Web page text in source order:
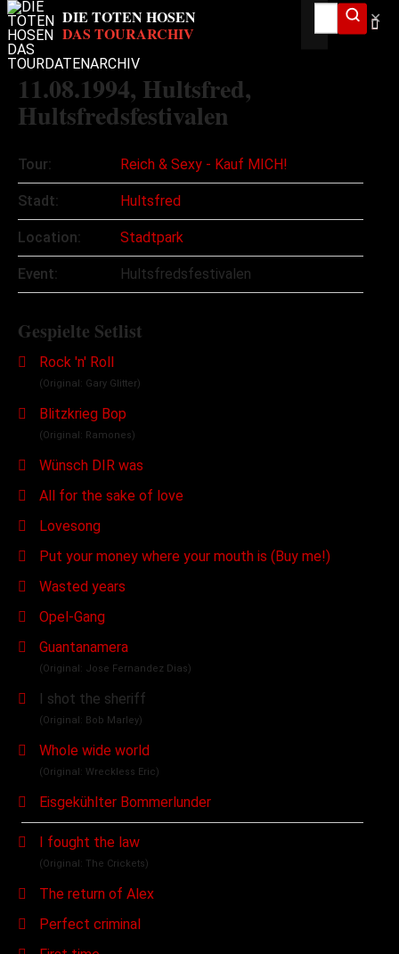
✕
11.08.1994, Hultsfred,
Hultsfredsfestivalen
Tour: Reich & Sexy - Kauf MICH!
Stadt: Hultsfred
Location: Stadtpark
Event: Hultsfredsfestivalen
Gespielte Setlist
Rock 'n' Roll
(Original: Gary Glitter)
Blitzkrieg Bop
(Original: Ramones)
Wünsch DIR was
All for the sake of love
Lovesong
Put your money where your mouth is (Buy me!)
Wasted years
Opel-Gang
Guantanamera
(Original: Jose Fernandez Dias)
I shot the sheriff
(Original: Bob Marley)
Whole wide world
(Original: Wreckless Eric)
Eisgekühlter Bommerlunder
I fought the law
(Original: The Crickets)
The return of Alex
Perfect criminal